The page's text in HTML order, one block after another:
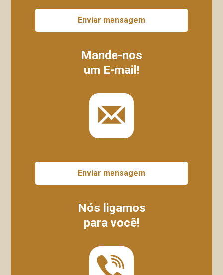
Enviar mensagem
Mande-nos
um E-mail!
Enviar mensagem
Nós ligamos
para você!